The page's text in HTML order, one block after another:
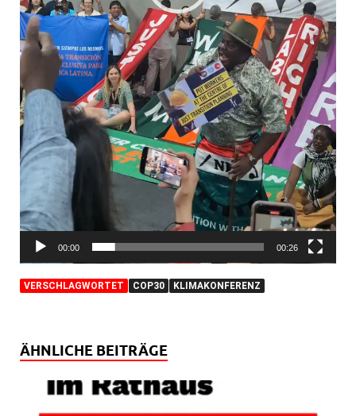
00:00 00:26
VERSCHLAGWORTET COP30 KLIMAKONFERENZ
ÄHNLICHE BEITRÄGE